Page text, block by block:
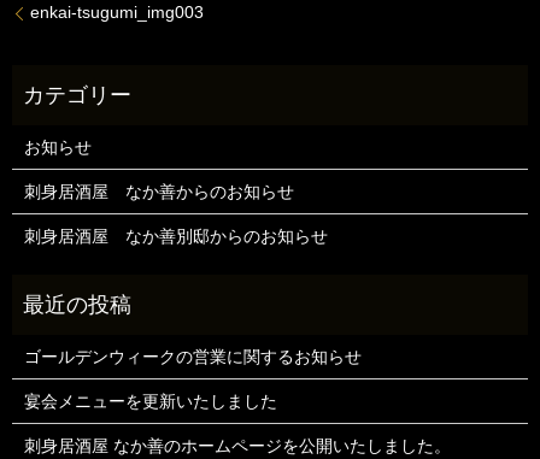
enkai-tsugumi_img003
お知らせ
刺身居酒屋 なか善からのお知らせ
刺身居酒屋 なか善別邸からのお知らせ
ゴールデンウィークの営業に関するお知らせ
宴会メニューを更新いたしました
刺身居酒屋 なか善のホームページを公開いたしました。